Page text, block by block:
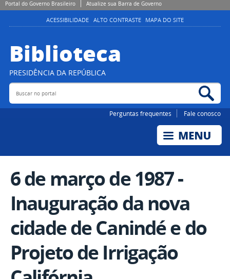
Portal do Governo Brasileiro Atualize sua Barra de Governo
ACESSIBILIDADE ALTO CONTRASTE MAPA DO SITE
Biblioteca
PRESIDÊNCIA DA REPÚBLICA
Buscar no portal
Perguntas frequentes Fale conosco
6 de março de 1987 -
Inauguração da nova
cidade de Canindé e do
Projeto de Irrigação